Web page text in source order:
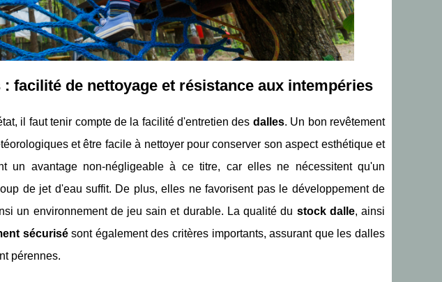
facilité de nettoyage et résistance aux intempéries
il faut tenir compte de la facilité d'entretien des dalles. Un bon revêtement
et être facile à nettoyer pour conserver son aspect esthétique et
un avantage non-négligeable à ce titre, car elles ne nécessitent qu'un
de jet d'eau suffit. De plus, elles ne favorisent pas le développement de
un environnement de jeu sain et durable. La qualité du stock dalle, ainsi
sécurisésont également des critères importants, assurant que les dalles
pérennes.